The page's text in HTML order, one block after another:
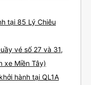
tại 85 Lý Chiêu
vé số 27 và 31,
xe Miền Tây)
hành tại QL1A